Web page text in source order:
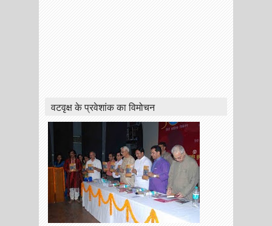
वटवृक्ष के प्रवेशांक का विमोचन